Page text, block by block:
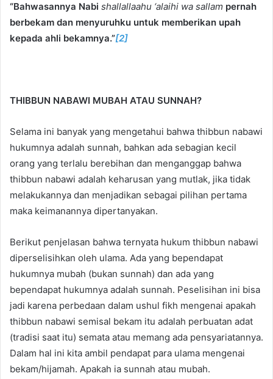
“Bahwasannya Nabi shallallaahu ‘alaihi wa sallam pernah
berbekam dan menyuruhku untuk memberikan upah
kepada ahli bekamnya.”[2]
THIBBUN NABAWI MUBAH ATAU SUNNAH?
Selama ini banyak yang mengetahui bahwa thibbun nabawi
hukumnya adalah sunnah, bahkan ada sebagian kecil
orang yang terlalu berebihan dan menganggap bahwa
thibbun nabawi adalah keharusan yang mutlak, jika tidak
melakukannya dan menjadikan sebagai pilihan pertama
maka keimanannya dipertanyakan.
Berikut penjelasan bahwa ternyata hukum thibbun nabawi
diperselisihkan oleh ulama. Ada yang bependapat
hukumnya mubah (bukan sunnah) dan ada yang
bependapat hukumnya adalah sunnah. Peselisihan ini bisa
jadi karena perbedaan dalam ushul fikh mengenai apakah
thibbun nabawi semisal bekam itu adalah perbuatan adat
(tradisi saat itu) semata atau memang ada pensyariatannya.
Dalam hal ini kita ambil pendapat para ulama mengenai
bekam/hijamah. Apakah ia sunnah atau mubah.